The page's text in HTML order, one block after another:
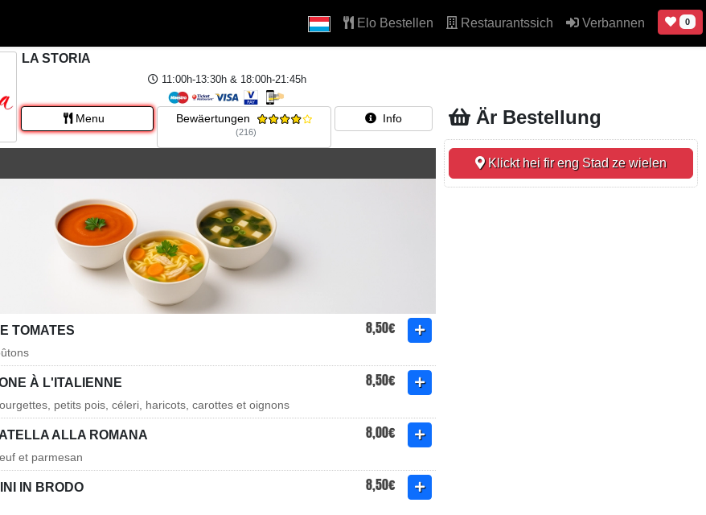
Elo Bestellen Restaurantssich Verbannen 0
LA STORIA
11:00h-13:30h & 18:00h-21:45h
Menu Bewäertungen
(216)
Info
TOMATES 8,50€
À L'ITALIENNE 8,50€
petits pois, céleri, haricots, carottes et oignons
ALLA ROMANA 8,00€
et parmesan
IN BRODO 8,50€
Är Bestellung
Klickt hei fir eng Stad ze wielen